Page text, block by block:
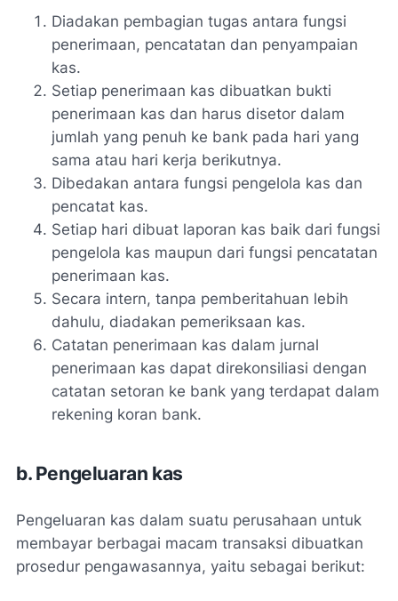
Diadakan pembagian tugas antara fungsi
penerimaan, pencatatan dan penyampaian
kas.
Setiap penerimaan kas dibuatkan bukti
penerimaan kas dan harus disetor dalam
jumlah yang penuh ke bank pada hari yang
sama atau hari kerja berikutnya.
Dibedakan antara fungsi pengelola kas dan
pencatat kas.
Setiap hari dibuat laporan kas baik dari fungsi
pengelola kas maupun dari fungsi pencatatan
penerimaan kas.
Secara intern, tanpa pemberitahuan lebih
dahulu, diadakan pemeriksaan kas.
Catatan penerimaan kas dalam jurnal
penerimaan kas dapat direkonsiliasi dengan
catatan setoran ke bank yang terdapat dalam
rekening koran bank.
b. Pengeluaran kas
Pengeluaran kas dalam suatu perusahaan untuk
membayar berbagai macam transaksi dibuatkan
prosedur pengawasannya, yaitu sebagai berikut: